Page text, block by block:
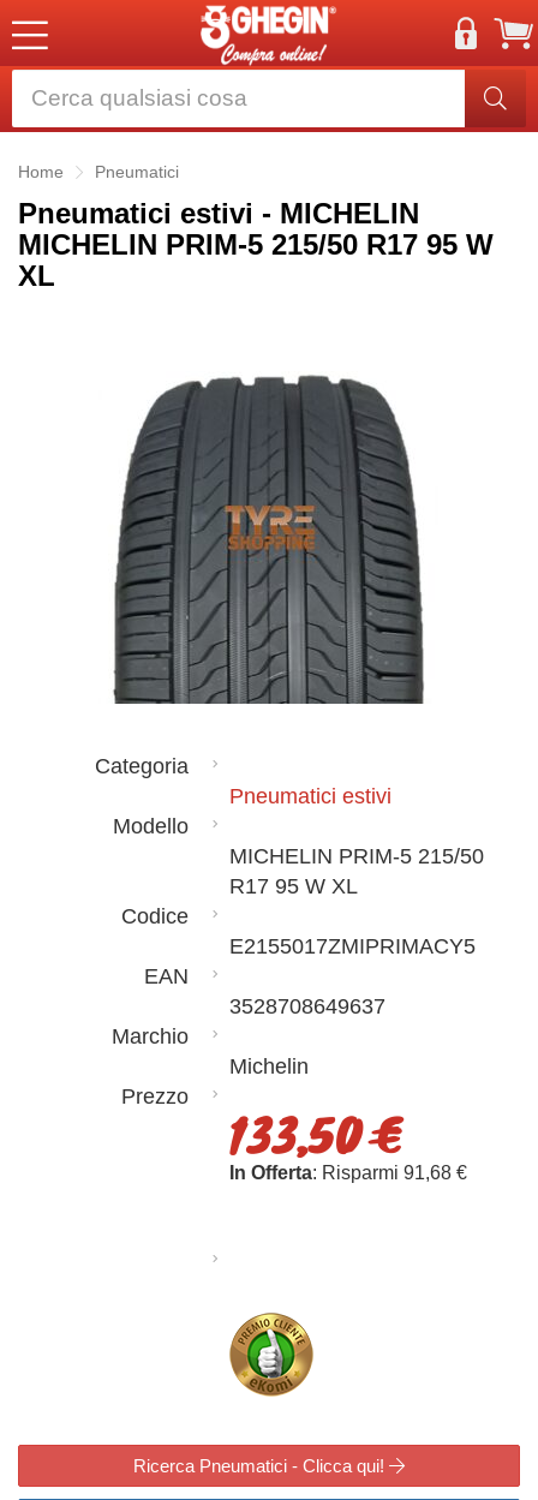
Home Pneumatici
Pneumatici estivi - MICHELIN
MICHELIN PRIM-5 215/50 R17 95 W
XL
Categoria
Pneumatici estivi
Modello
MICHELIN PRIM-5 215/50
R17 95 W XL
Codice
E2155017ZMIPRIMACY5
EAN
3528708649637
Marchio
Michelin
Prezzo
133,50 €
In Offerta: Risparmi 91,68 €
Ricerca Pneumatici - Clicca qui!